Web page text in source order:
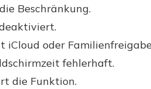
Beschränkung.
oder
fehlerhaft.
die Funktion.